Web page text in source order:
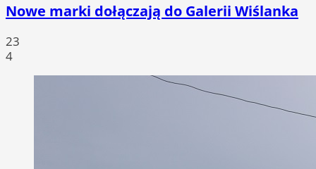
Nowe marki dołączają do Galerii Wiślanka
23
4